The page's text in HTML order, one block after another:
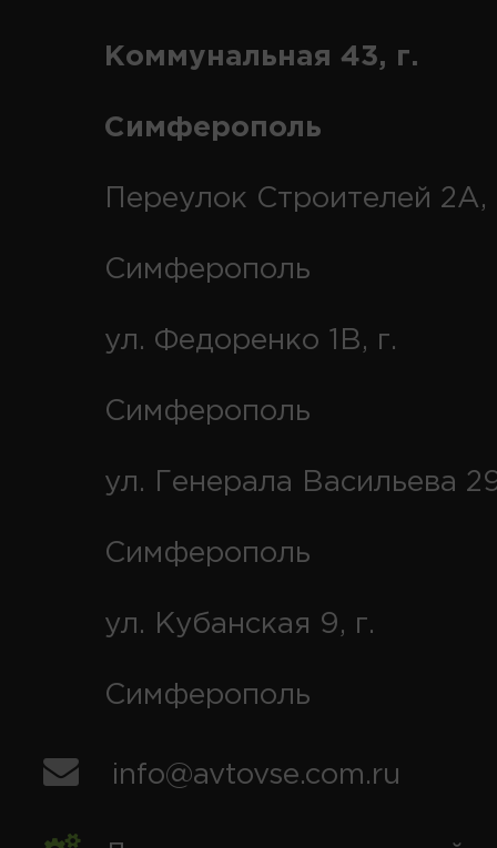
Коммунальная 43, г.
Симферополь
Переулок Строителей 2А,
Симферополь
ул. Федоренко 1В, г.
Симферополь
ул. Генерала Васильева
Симферополь
ул. Кубанская 9, г.
Симферополь
info@avtovse.com.ru